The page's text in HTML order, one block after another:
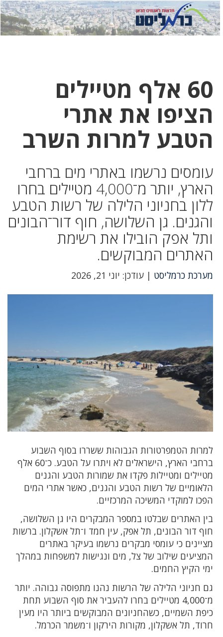
לחץ
כאן
לחץ
כדי
60 אלף מטיילים
הציפו את אתרי
הטבע למרות השרב
עומסים נרשמו באתרי מים ברחבי
הארץ, יותר מ־4,000 מטיילים בחרו
ללון בחניוני הלילה של רשות הטבע
והגנים. גן השלושה, חוף דור־הבונים
ותל אפק הובילו את רשימת
האתרים המבוקשים.
מערכת כרמליסט | עודכן: יוני 21, 2026
למרות הטמפרטורות הגבוהות ששררו בסוף השבוע
ברחבי הארץ, הישראלים לא ויתרו על הטבע. כ־60 אלף
מטיילים ומטיילות פקדו את שמורות הטבע והגנים
הלאומיים של רשות הטבע והגנים, כאשר אתרי המים
הפכו למוקדי המשיכה המרכזיים.
בין האתרים שבלטו במספר המבקרים היו גן השלושה,
חוף דור הבונים, תל אפק, עין חמד ו־תל אשקלון. ברשות
מציינים כי עומסי מבקרים נרשמו בעיקר באתרים
המציעים שילוב של צל, מים ונגישות למשפחות במהלך
ימי הקיץ החמים.
גם חניוני הלילה של הרשות נהנו מתפוסה גבוהה. יותר
מ־4,000 מטיילים בחרו להעביר את סוף השבוע תחת
כיפת השמיים, כשהחניונים המבוקשים ביותר היו מעין
חרוד, תל אשקלון, מקורות הירקון ו־משמר הכרמל.